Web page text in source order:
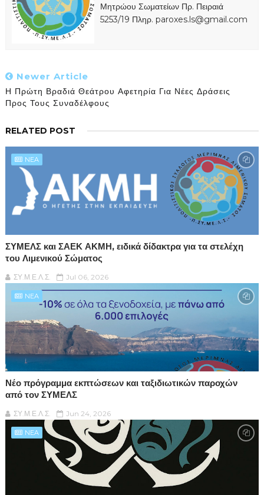
Μητρώου Σωματείων Πρ. Πειραιά
5253/19 Πληρ. paroxes.ls@gmail.com
Newer Article
Η Πρώτη Βραδιά Θεάτρου Αφετηρία Για Νέες Δράσεις
Προς Τους Συναδέλφους
RELATED POST
NEA
ΣΥΜΕΛΣ και ΣΑΕΚ ΑΚΜΗ, ειδικά δίδακτρα για τα στελέχη
του Λιμενικού Σώματος
ΣΥ.Μ.Ε.Λ.Σ. Jul 06, 2026
NEA
Νέο πρόγραμμα εκπτώσεων και ταξιδιωτικών παροχών
από τον ΣΥΜΕΛΣ
ΣΥ.Μ.Ε.Λ.Σ. Jun 24, 2026
NEA